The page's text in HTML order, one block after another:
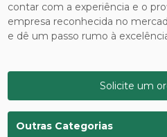
contar com a experiência e o
empresa reconhecida no
e dê um passo rumo à
Solicite um
Outras Categorias